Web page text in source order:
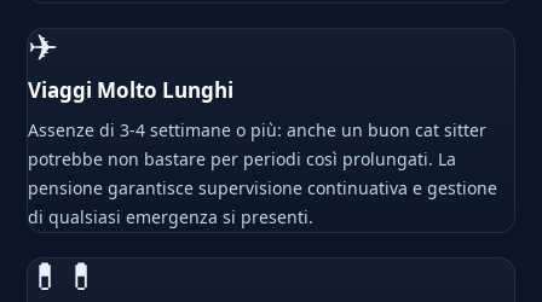
✈
Viaggi Molto Lunghi
Assenze di 3-4 settimane o più: anche un buon cat sitter
potrebbe non bastare per periodi così prolungati. La
pensione garantisce supervisione continuativa e gestione
di qualsiasi emergenza si presenti.
💊💊